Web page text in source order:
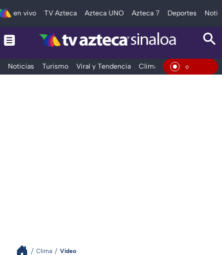
en vivo TV Azteca Azteca UNO Azteca 7 Deportes
Noticias Turismo Viral y Tendencia Clima Deportes En Vivo
Clima Video